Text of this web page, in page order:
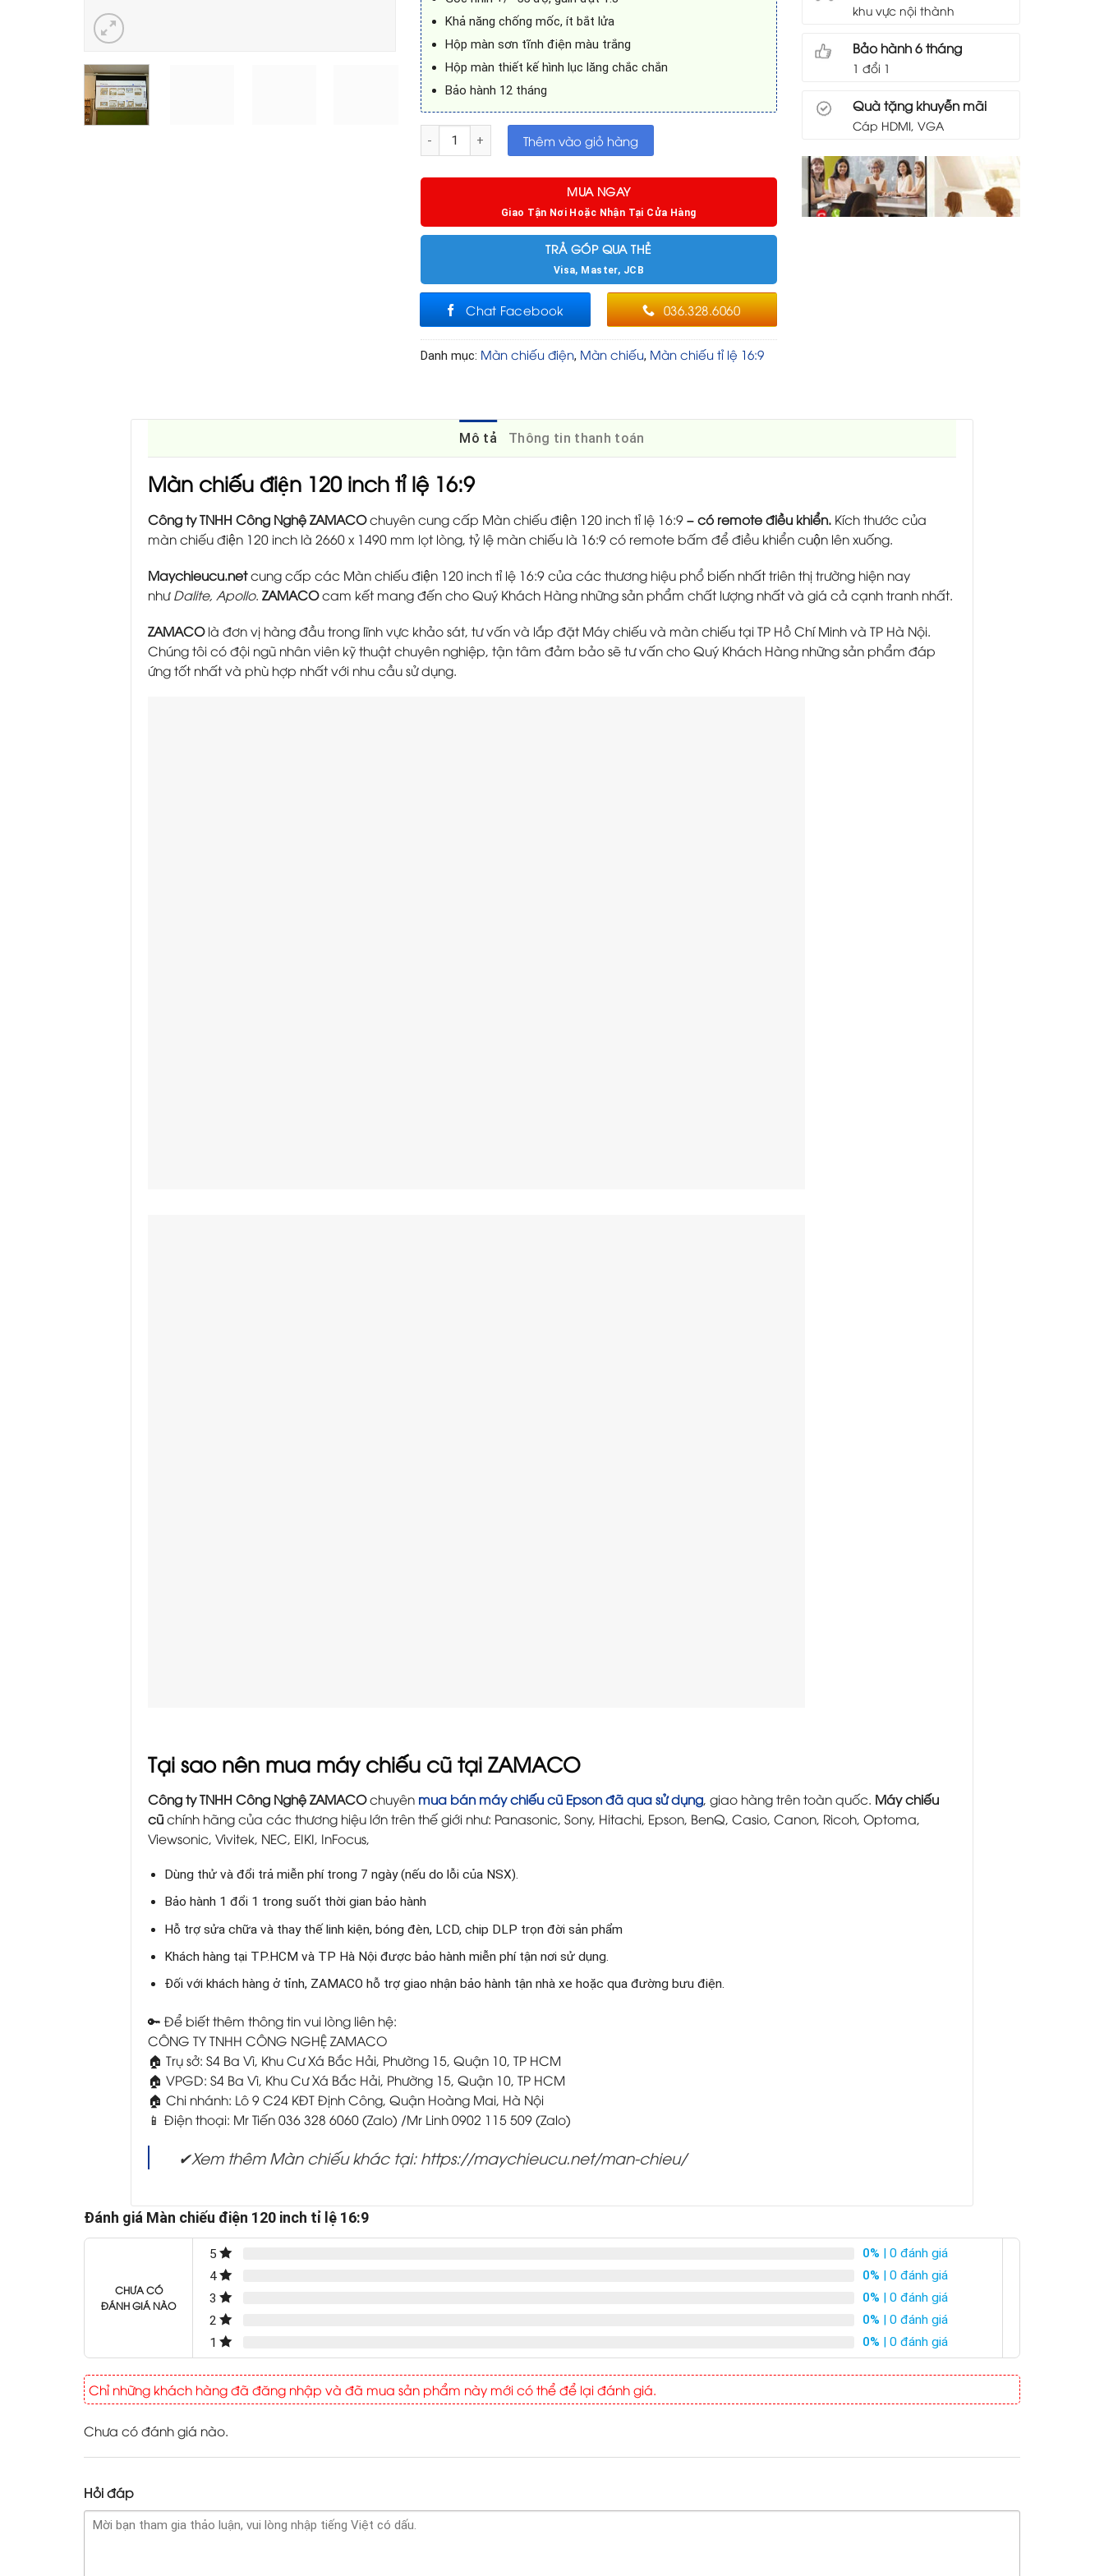
Khả năng chống mốc, ít bắt lửa
Hộp màn sơn tĩnh điện màu trắng
Hộp màn thiết kế hình lục lăng chắc chắn
Bảo hành 12 tháng
Màn chiếu điện 120 inch tỉ lệ 16:9 số lượng
Thêm vào giỏ hàng
MUA NGAY
Giao Tận Nơi Hoặc Nhận Tại Cửa Hàng
TRẢ GÓP QUA THẺ
Visa, Master, JCB
Chat Facebook 036.328.6060
Danh mục: Màn chiếu điện, Màn chiếu, Màn chiếu tỉ lệ 16:9
khu vực nội thành
Bảo hành 6 tháng
1 đổi 1
Quà tặng khuyễn mãi
Cáp HDMI, VGA
Mô tả Thông tin thanh toán
Màn chiếu điện 120 inch tỉ lệ 16:9
Công ty TNHH Công Nghệ ZAMACOchuyên cung cấp Màn chiếu điện 120 inch tỉ lệ 16:9– có remote điều khiển. Kích thước của
màn chiếu điện 120 inch là 2660 x 1490 mm lọt lòng, tỷ lệ màn chiếu là 16:9 có remote bấm để điều khiển cuộn lên xuống.
Maychieucu.netcung cấp các Màn chiếu điện 120 inch tỉ lệ 16:9của các thương hiệu phổ biến nhất triên thị trường hiện nay
nhưDalite, Apollo. ZAMACOcam kết mang đến cho Quý Khách Hàng những sản phẩm chất lượng nhất và giá cả cạnh tranh nhất.
ZAMACOlà đơn vị hàng đầu trong lĩnh vực khảo sát, tư vấn và lắp đặt Máy chiếu và màn chiếu tại TP Hồ Chí Minh và TP Hà Nội.
Chúng tôi có đội ngũ nhân viên kỹ thuật chuyên nghiệp, tận tâm đảm bảo sẽ tư vấn cho Quý Khách Hàng những sản phẩm đáp
ứng tốt nhất và phù hợp nhất với nhu cầu sử dụng.
Tại sao nên mua máy chiếu cũ tại ZAMACO
Công ty TNHH Công Nghệ ZAMACOchuyên mua bán máy chiếu cũ Epson đã qua sử dụng , giao hàng trên toàn quốc. Máy chiếu
cũchính hãng của các thương hiệu lớn trên thế giới như: Panasonic, Sony, Hitachi, Epson, BenQ, Casio, Canon, Ricoh, Optoma,
Viewsonic, Vivitek, NEC, EIKI, InFocus,
Dùng thử và đổi trả miễn phí trong 7 ngày (nếu do lỗi của NSX).
Bảo hành 1 đổi 1 trong suốt thời gian bảo hành
Hỗ trợ sửa chữa và thay thế linh kiện, bóng đèn, LCD, chip DLP trọn đời sản phẩm
Khách hàng tại TP.HCM và TP Hà Nội được bảo hành miễn phí tận nơi sử dụng.
Đối với khách hàng ở tỉnh, ZAMACO hỗ trợ giao nhận bảo hành tận nhà xe hoặc qua đường bưu điện.
🔑 Để biết thêm thông tin vui lòng liên hệ:
CÔNG TY TNHH CÔNG NGHỆ ZAMACO
🏠 Trụ sở: S4 Ba Vì, Khu Cư Xá Bắc Hải, Phường 15, Quận 10, TP HCM
🏠 VPGD: S4 Ba Vì, Khu Cư Xá Bắc Hải, Phường 15, Quận 10, TP HCM
🏠 Chi nhánh: Lô 9 C24 KĐT Định Công, Quận Hoàng Mai, Hà Nội
📱 Điện thoại: Mr Tiến 036 328 6060 (Zalo) /Mr Linh 0902 115 509 (Zalo)
✔Xem thêm Màn chiếu khác tại: https://maychieucu.net/man-chieu/
Đánh giá Màn chiếu điện 120 inch tỉ lệ 16:9
CHƯA CÓ
ĐÁNH GIÁ NÀO
5 0% | 0 đánh giá
4
0% | 0 đánh giá
3
0% | 0 đánh giá
2
0% | 0 đánh giá
1
0% | 0 đánh giá
Chỉ những khách hàng đã đăng nhập và đã mua sản phẩm này mới có thể để lại đánh giá.
Chưa có đánh giá nào.
Hỏi đáp